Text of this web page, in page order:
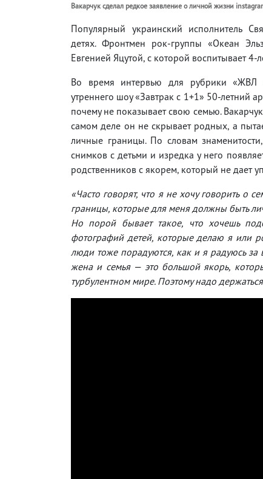
Вакарчук сделал редкое заявление о личной жизни
Популярный украинский исполнитель
детях. Фронтмен рок-группы «Океан
Евгенией Яцутой, с которой воспитывает
Во время интервью для рубрики «ЖВЛ
утреннего шоу «Завтрак с 1+1» 50-летний
почему не показывает свою семью.
самом деле он не скрывает родных, а
личные границы. По словам
снимков с детьми и изредка у него
родственников с якорем, который не дает
«Часто говорят, что я не хочу говорить о
границы, которые для меня должны быть
Но порой бывает такое, что хочешь
фотографий детей, которые делаю я или
люди тоже порадуются, как и я радуюсь
жена и семья — это большой якорь,
турбулентном мире. Поэтому надо